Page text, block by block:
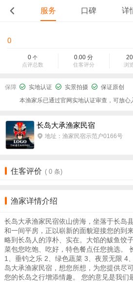
服务 口碑 详
0
0 个
点评总数
0.00 分
住客评分 浏
保障 实地认证 实景拍摄
保证原创
本渔家乐已通过官网实地认证审查，可放心
长岛大承渔家民宿
地址：渔家民宿示范户0166号
住客评价 ( 0 条)
渔家详情介绍
长岛大承渔家民宿依山傍海，坐落于长岛
和一间平房，正以崭新的面貌迎接您的到
略到长岛人的淳朴、实在。大馅的鲅鱼饺
菜包您吃饱、吃好，特色餐点任您挑选。
1、垂钓之乐 2、绿色蔬菜 3、夜景无限 4
岛大承渔家民宿，想您所想，为您提供尽
您的长岛之行增添情趣。 您的意见是我们